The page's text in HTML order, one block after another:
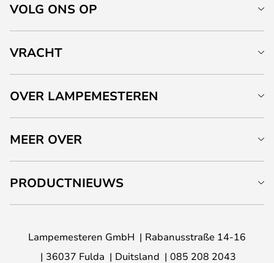
VOLG ONS OP
VRACHT
OVER LAMPEMESTEREN
MEER OVER
PRODUCTNIEUWS
Lampemesteren GmbH
Rabanusstraße 14-16
36037 Fulda
Duitsland 085 208 2043